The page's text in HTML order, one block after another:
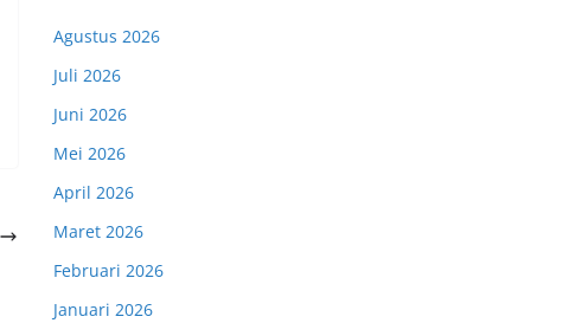
Agustus 2026
Juli 2026
Juni 2026
Mei 2026
April 2026
Maret 2026
Februari 2026
Januari 2026